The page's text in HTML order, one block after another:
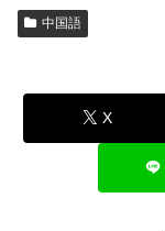
中国語
X